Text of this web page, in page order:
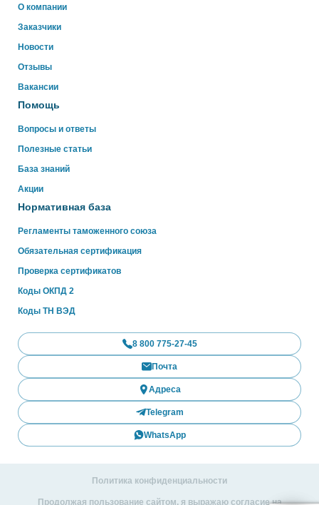
О компании
Заказчики
Новости
Отзывы
Вакансии
Помощь
Вопросы и ответы
Полезные статьи
База знаний
Акции
Нормативная база
Регламенты таможенного союза
Обязательная сертификация
Проверка сертификатов
Коды ОКПД 2
Коды ТН ВЭД
8 800 775-27-45
Почта
Адреса
Telegram
WhatsApp
Политика конфиденциальности
Продолжая пользование сайтом, я выражаю согласие на
Здравствуйте!
Свяжитесь с нами через WhatsApp нажав на кнопку